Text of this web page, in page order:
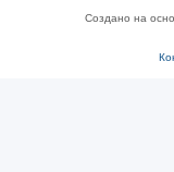
Создано на